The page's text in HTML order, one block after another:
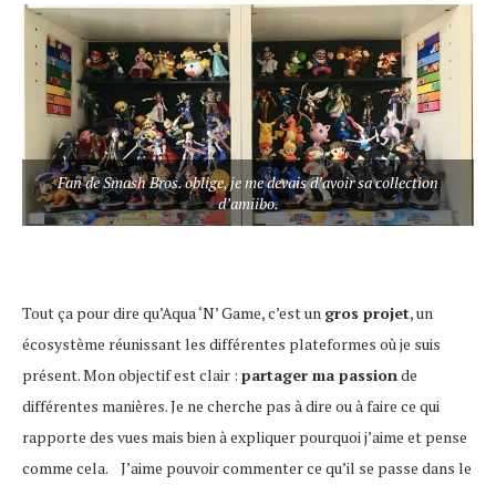
Fan de Smash Bros. oblige, je me devais d’avoir sa collection
d’amiibo.
Tout ça pour dire qu’Aqua ‘N’ Game, c’est un gros projet, un
écosystème réunissant les différentes plateformes où je suis
présent. Mon objectif est clair : partager ma passion de
différentes manières. Je ne cherche pas à dire ou à faire ce qui
rapporte des vues mais bien à expliquer pourquoi j’aime et pense
comme cela. J’aime pouvoir commenter ce qu’il se passe dans le